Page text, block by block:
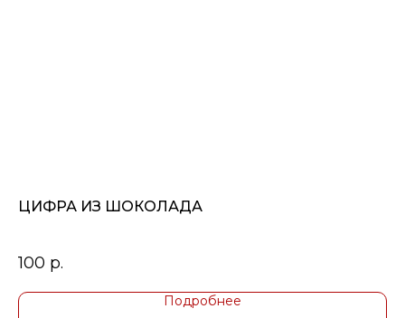
ЦИФРА ИЗ ШОКОЛАДА
100 р.
Подробнее